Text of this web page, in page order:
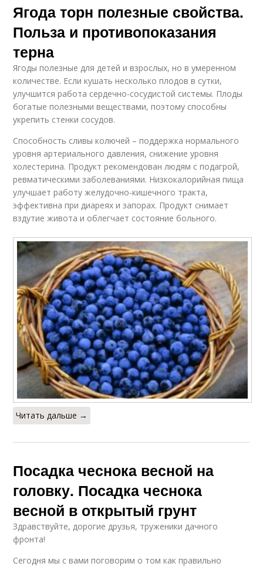
Ягода торн полезные свойства.
Польза и противопоказания
терна
Ягоды полезные для детей и взрослых, но в умеренном
количестве. Если кушать несколько плодов в сутки,
улучшится работа сердечно-сосудистой системы. Плоды
богатые полезными веществами, поэтому способны
укрепить стенки сосудов.
Способность сливы колючей – поддержка нормального
уровня артериального давления, снижение уровня
холестерина. Продукт рекомендован людям с подагрой,
ревматическими заболеваниями. Низкокалорийная пища
улучшает работу желудочно-кишечного тракта,
эффективна при диареях и запорах. Продукт снимает
вздутие живота и облегчает состояние больного.
Читать дальше →
Посадка чеснока весной на
головку. Посадка чеснока
весной в открытый грунт
Здравствуйте, дорогие друзья, труженики дачного
фронта! ‍
Сегодня мы с вами поговорим о том как правильно